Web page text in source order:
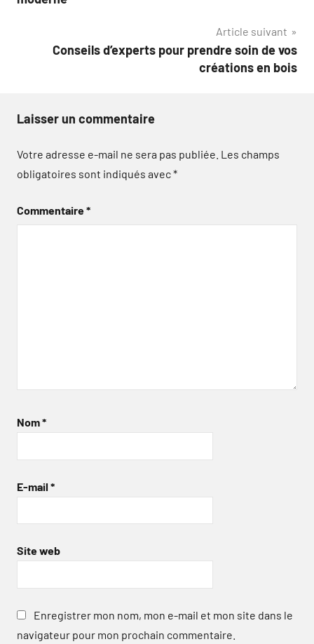
Article suivant
Conseils d’experts pour prendre soin de vos
créations en bois
Laisser un commentaire
Votre adresse e-mail ne sera pas publiée. Les champs
obligatoires sont indiqués avec*
Commentaire*
Nom*
E-mail *
Site web
Enregistrer mon nom, mon e-mail et mon site dans le
navigateur pour mon prochain commentaire.